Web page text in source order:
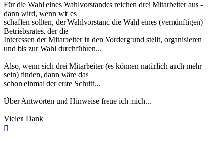
Für die Wahl eines Wahlvorstandes reichen drei Mitarbeiter aus -
dann wird, wenn wir es
schaffen sollten, der Wahlvorstand die Wahl eines (vernünftigen)
Betriebsrates, der die
Interessen der Mitarbeiter in den Vordergrund stellt, organisieren
und bis zur Wahl durchführen...
Also, wenn sich drei Mitarbeiter (es können natürlich auch mehr
sein) finden, dann wäre das
schon einmal der erste Schritt...
Über Antworten und Hinweise freue ich mich...
Vielen Dank